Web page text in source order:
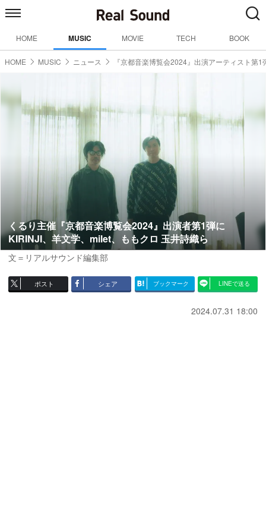
HOME MUSIC MOVIE TECH BOOK
HOME MUSIC ニュース 『京都音楽博覧会2024』出演アーティスト第1
くるり主催『京都音楽博覧会2024』出演者第1弾に
KIRINJI、羊文学、milet、ももクロ 玉井詩織ら
文＝リアルサウンド編集部
ポスト シェア ブックマーク LINEで送る
2024.07.31 18:00